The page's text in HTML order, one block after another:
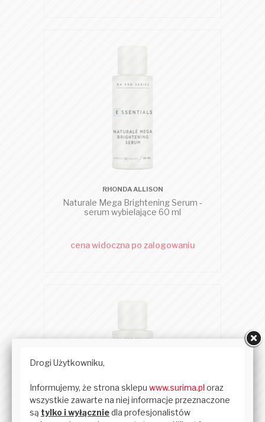
RHONDA ALLISON
Naturale Mega Brightening Serum -
serum wybielające 60 ml
cena widoczna po zalogowaniu